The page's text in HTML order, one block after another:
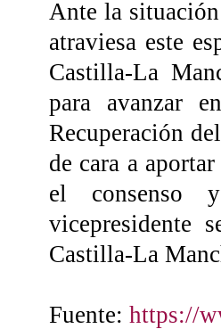
Ante la
atraviesa este
Castilla-La
para avanzar
Recuperación
de cara a
el consenso
vicepresidente
Castilla-La
Fuente: https://